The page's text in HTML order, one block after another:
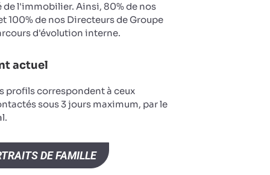
de l'immobilier. Ainsi, 80% de nos
100% de nos Directeurs de Groupe
d'évolution interne.
actuel
profils correspondent à ceux
sous 3 jours maximum, par le
DE FAMILLE